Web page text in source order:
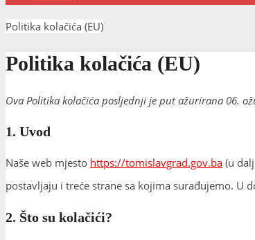
Politika kolačića (EU)
Politika kolačića (EU)
Ova Politika kolačića posljednji je put ažurirana 06.
1. Uvod
Naše web mjesto https://tomislavgrad.gov.ba (u
postavljaju i treće strane sa kojima surađujemo. U
2. Što su kolačići?